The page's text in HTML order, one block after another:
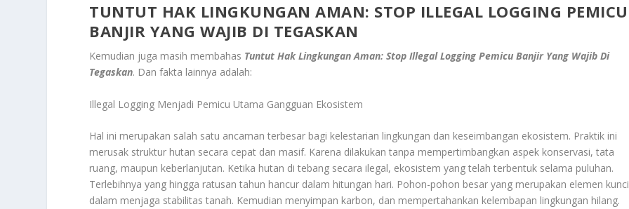
TUNTUT HAK LINGKUNGAN AMAN: STOP ILLEGAL LOGGING PEMICU
BANJIR YANG WAJIB DI TEGASKAN
Kemudian juga masih membahas Tuntut Hak Lingkungan Aman: Stop Illegal Logging Pemicu Banjir Yang Wajib Di
Tegaskan. Dan fakta lainnya adalah:
Illegal Logging Menjadi Pemicu Utama Gangguan Ekosistem
Hal ini merupakan salah satu ancaman terbesar bagi kelestarian lingkungan dan keseimbangan ekosistem. Praktik ini
merusak struktur hutan secara cepat dan masif. Karena dilakukan tanpa mempertimbangkan aspek konservasi, tata
ruang, maupun keberlanjutan. Ketika hutan di tebang secara ilegal, ekosistem yang telah terbentuk selama puluhan.
Terlebihnya yang hingga ratusan tahun hancur dalam hitungan hari. Pohon-pohon besar yang merupakan elemen kunci
dalam menjaga stabilitas tanah. Kemudian menyimpan karbon, dan mempertahankan kelembapan lingkungan hilang.